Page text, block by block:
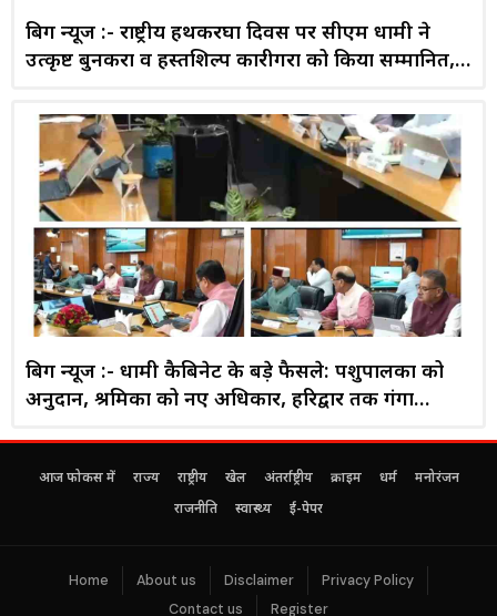
बिग न्यूज :- राष्ट्रीय हथकरघा दिवस पर सीएम धामी ने
उत्कृष्ट बुनकरों व हस्तशिल्प कारीगरों को किया सम्मानित,
बिग न्यूज :- धामी कैबिनेट के बड़े फैसले: पशुपालकों को
अनुदान, श्रमिकों को नए अधिकार, हरिद्वार तक गंगा
आज फोकस में राज्य राष्ट्रीय खेल अंतर्राष्ट्रीय क्राइम धर्म
मनोरंजन
राजनीति
स्वास्थ्य ई-पेपर
Home About us Disclaimer
Privacy Policy
Contact us
Register